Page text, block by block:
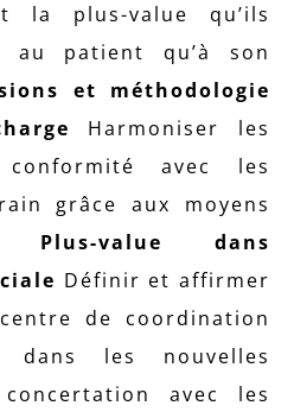
la plus-value qu’ils
au patient qu’à son
et méthodologie
Harmoniser les
avec les
grâce aux moyens
Plus-value dans
Définir et affirmer
de coordination
dans les nouvelles
avec les